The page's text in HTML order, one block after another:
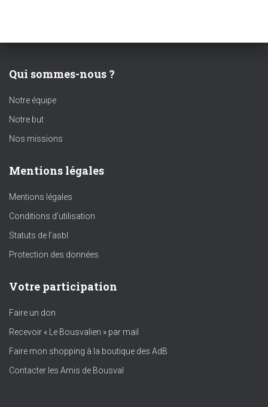
Qui sommes-nous ?
Notre équipe
Notre but
Nos missions
Mentions légales
Mentions légales
Conditions d’utilisation
Statuts de l’asbl
Protection des données
Votre participation
Faire un don
Recevoir « Le Bousvalien » par mail
Faire mon shopping à la boutique des AdB
Contacter les Amis de Bousval